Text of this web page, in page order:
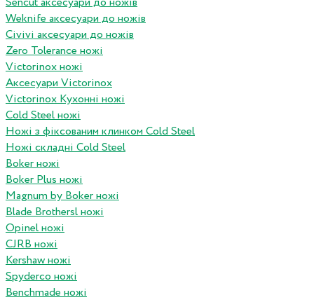
Weknife аксесуари до ножів
Civivi аксесуари до ножів
Zero Tolerance ножі
Victorinox ножі
Аксесуари Victorinox
Victorinox Кухонні ножі
Cold Steel ножі
Ножі з фіксованим клинком Cold Steel
Ножі складні Cold Steel
Boker ножі
Boker Plus ножі
Magnum by Boker ножі
Blade Brothersl ножі
Opinel ножі
CJRB ножі
Kershaw ножі
Spyderco ножі
Benchmade ножі